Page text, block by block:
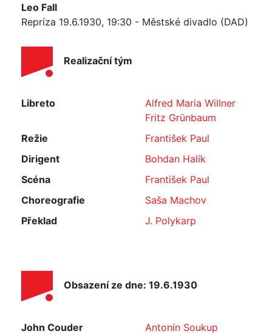
Leo Fall
Repríza 19.6.1930, 19:30 - Městské divadlo (DAD)
Realizační tým
Libreto
Alfred Maria Willner
Fritz Grünbaum
Režie
František Paul
Dirigent
Bohdan Halík
Scéna
František Paul
Choreografie
Saša Machov
Překlad
J. Polykarp
Obsazení ze dne: 19.6.1930
John Couder
Antonín Soukup